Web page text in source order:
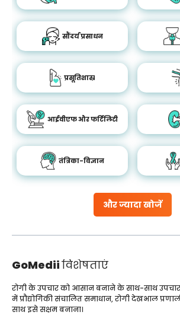
और ज्यादा खोजें
सौंदर्य प्रसाधन
प्रसूतिशास्र
आईवीएफ और फर्टिलिटी
तंत्रिका-विज्ञान
GoMediiविशेषताएं
रोगी के उपचार को आसान बनाने के साथ-साथ उपचार
में प्रौद्योगिकी संचालित समाधान, रोगी देखभाल
साथ इसे सक्षम बनाना।